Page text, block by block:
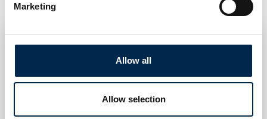
Marketing
Allow all
Allow selection